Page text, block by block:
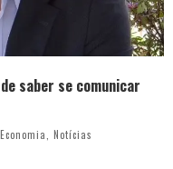
saber se comunicar
Economia, Notícias